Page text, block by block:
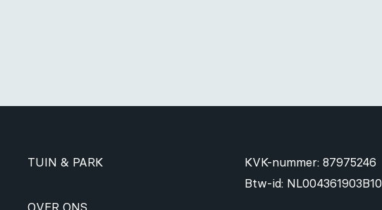
TUIN & PARK
OVER ONS
KVK-nummer: 87975246
Btw-id: NL004361903B10